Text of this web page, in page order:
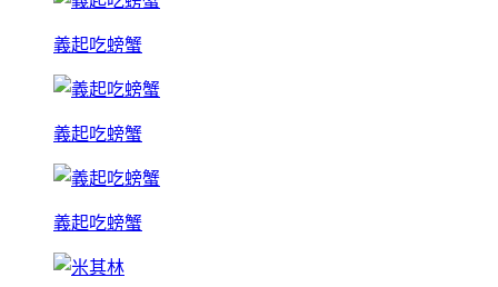
義起吃螃蟹
義起吃螃蟹
義起吃螃蟹